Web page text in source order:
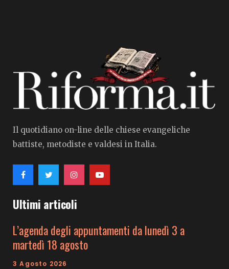
Il quotidiano on-line delle chiese evangeliche
battiste, metodiste e valdesi in Italia.
Ultimi articoli
L’agenda degli appuntamenti da lunedì 3 a
martedì 18 agosto
3 Agosto 2026